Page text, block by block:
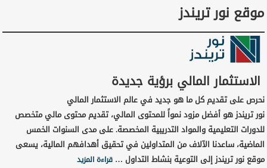
موقع نور تريندز
الاستثمار المالي برؤية جديدة
نحرص على تقديم كل ما هو جديد في عالم الاستثمار المالي
نور تريندز هو أفضل مزود نمواً للمحتوى المالي، تقديم محتوى مالي متخصص
للدورات التعليمية والمواد التدريبية المخصصة. على مدى السنوات الخمس
الماضية، ساعدنا الآلاف من المتداولين في تحقيق أهدافهم المالية، يسعى
موقع نور تريندز إلى التوعية بنشاط التداول …قراءة المزيد